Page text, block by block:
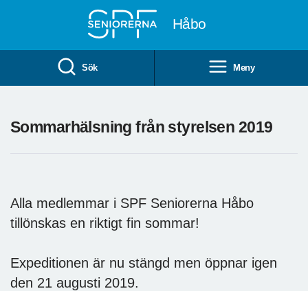
Håbo
Sök Meny
Sommarhälsning från styrelsen 2019
Alla medlemmar i SPF Seniorerna Håbo
tillönskas en riktigt fin sommar!
Expeditionen är nu stängd men öppnar igen
den 21 augusti 2019.